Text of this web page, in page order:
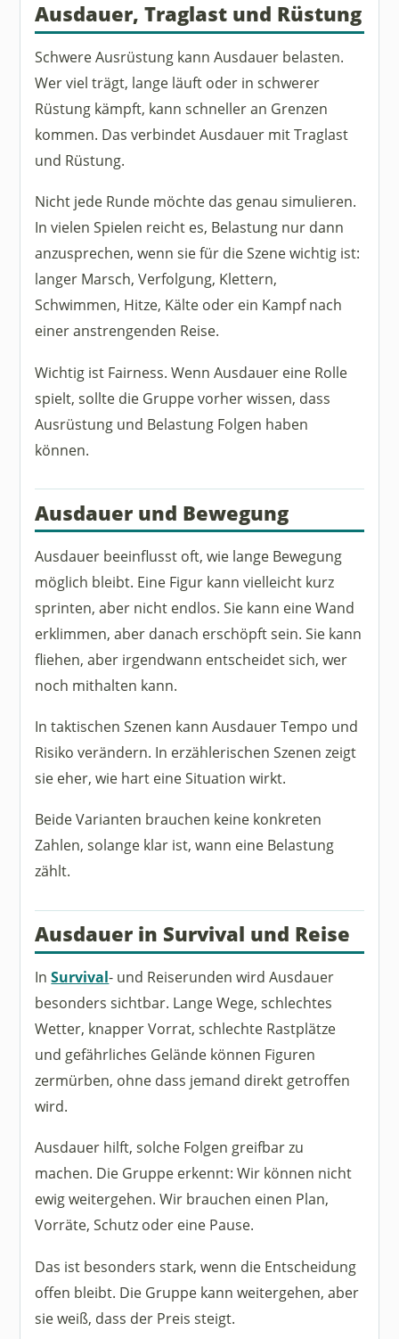
Ausdauer, Traglast und Rüstung
Schwere Ausrüstung kann Ausdauer belasten.
Wer viel trägt, lange läuft oder in schwerer
Rüstung kämpft, kann schneller an Grenzen
kommen. Das verbindet Ausdauer mit Traglast
und Rüstung.
Nicht jede Runde möchte das genau simulieren.
In vielen Spielen reicht es, Belastung nur dann
anzusprechen, wenn sie für die Szene wichtig ist:
langer Marsch, Verfolgung, Klettern,
Schwimmen, Hitze, Kälte oder ein Kampf nach
einer anstrengenden Reise.
Wichtig ist Fairness. Wenn Ausdauer eine Rolle
spielt, sollte die Gruppe vorher wissen, dass
Ausrüstung und Belastung Folgen haben
können.
Ausdauer und Bewegung
Ausdauer beeinflusst oft, wie lange Bewegung
möglich bleibt. Eine Figur kann vielleicht kurz
sprinten, aber nicht endlos. Sie kann eine Wand
erklimmen, aber danach erschöpft sein. Sie kann
fliehen, aber irgendwann entscheidet sich, wer
noch mithalten kann.
In taktischen Szenen kann Ausdauer Tempo und
Risiko verändern. In erzählerischen Szenen zeigt
sie eher, wie hart eine Situation wirkt.
Beide Varianten brauchen keine konkreten
Zahlen, solange klar ist, wann eine Belastung
zählt.
Ausdauer in Survival und Reise
InSurvival- und Reiserunden wird Ausdauer
besonders sichtbar. Lange Wege, schlechtes
Wetter, knapper Vorrat, schlechte Rastplätze
und gefährliches Gelände können Figuren
zermürben, ohne dass jemand direkt getroffen
wird.
Ausdauer hilft, solche Folgen greifbar zu
machen. Die Gruppe erkennt: Wir können nicht
ewig weitergehen. Wir brauchen einen Plan,
Vorräte, Schutz oder eine Pause.
Das ist besonders stark, wenn die Entscheidung
offen bleibt. Die Gruppe kann weitergehen, aber
sie weiß, dass der Preis steigt.